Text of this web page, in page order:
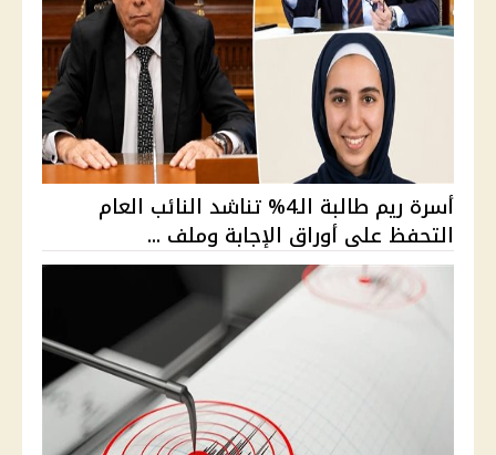
أسرة ريم طالبة الـ4% تناشد النائب العام
التحفظ على أوراق الإجابة وملف ...